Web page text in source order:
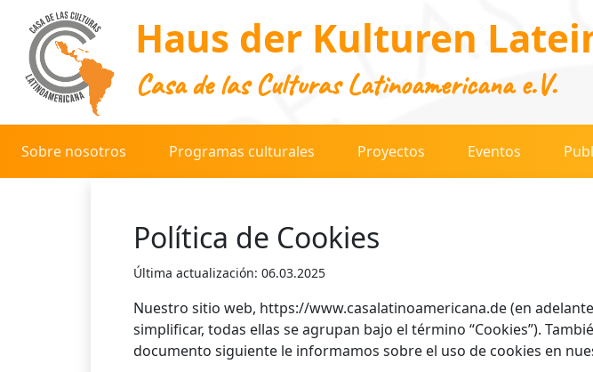
Haus der Kulturen
Casa de las Culturas Latinoamericana e.V.
Sobre nosotros Programas culturales Proyectos Eventos
Política de Cookies
Última actualización: 06.03.2025
Nuestro sitio web, https://www.casalatinoamericana.de (en
simplificar, todas ellas se agrupan bajo el término “Cookies”).
documento siguiente le informamos sobre el uso de cookies en